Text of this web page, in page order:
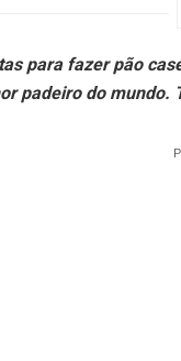
para fazer pão
padeiro do mundo.